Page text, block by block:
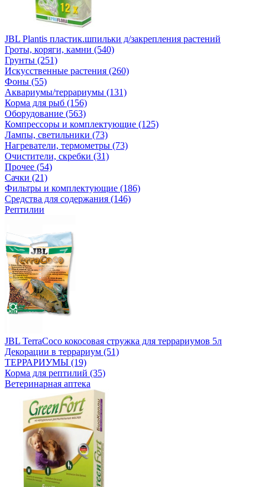
JBL Plantis пластик.шпильки д/закрепления растений
Гроты, коряги, камни (540)
Грунты (251)
Искусственные растения (260)
Фоны (55)
Аквариумы/террариумы (131)
Корма для рыб (156)
Оборудование (563)
Компрессоры и комплектующие (125)
Лампы, светильники (73)
Нагреватели, термометры (73)
Очистители, скребки (31)
Прочее (54)
Сачки (21)
Фильтры и комплектующие (186)
Средства для содержания (146)
Рептилии
JBL TerraCoco кокосовая стружка для террариумов 5л
Декорации в террариум (51)
ТЕРРАРИУМЫ (19)
Корма для рептилий (35)
Ветеринарная аптека